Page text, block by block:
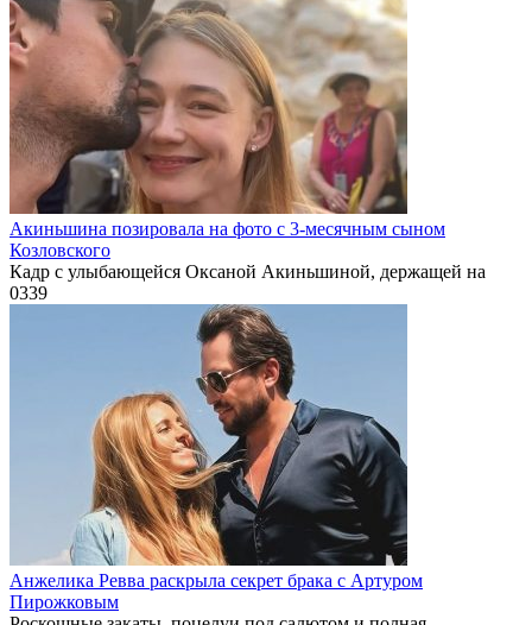
Акиньшина позировала на фото с 3-месячным сыном
Козловского
Кадр с улыбающейся Оксаной Акиньшиной, держащей на
0339
Анжелика Ревва раскрыла секрет брака с Артуром
Пирожковым